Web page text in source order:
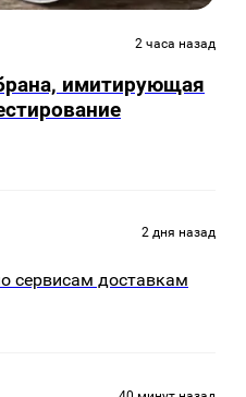
2 часа назад
имитирующая
2 дня назад
сервисам доставкам